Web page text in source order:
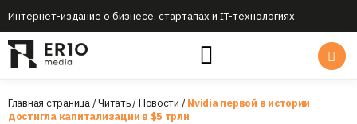
Интернет-издание о бизнесе, стартапах и IT-технологиях
Главная страница/Читать/Новости /Nvidia первой в истории
достигла капитализации в $5 трлн